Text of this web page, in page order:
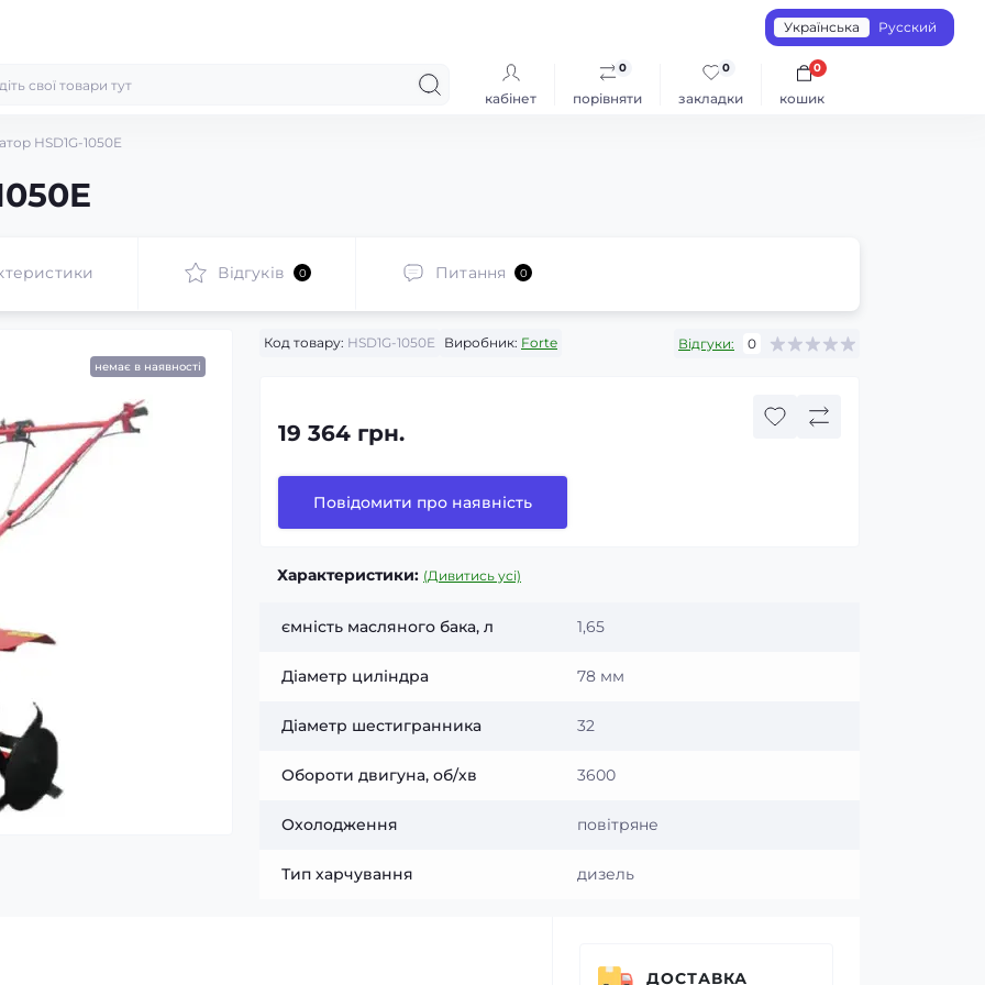
Українська Русский
кабінет порівняти
0
закладки
0
кошик
0
HSD1G-1050E
Відгуків 0 Питання 0
немає в наявності
Код товару: HSD1G-1050E Виробник: Forte Відгуки: 0
19 364 грн.
Повідомити про наявність
Характеристики: (Дивитись усі)
ємність масляного бака, л 1,65
Діаметр циліндра 78 мм
Діаметр шестигранника 32
Обороти двигуна, об/хв 3600
Охолодження повітряне
Тип харчування дизель
ДОСТАВКА